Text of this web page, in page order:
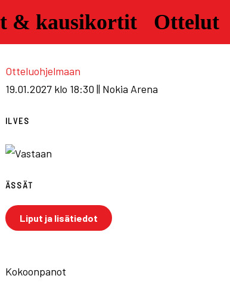
& kausikortit Ottelut
Otteluohjelmaan
19.01.2027 klo 18:30 || Nokia Arena
ILVES
ÄSSÄT
Liput ja lisätiedot
Kokoonpanot